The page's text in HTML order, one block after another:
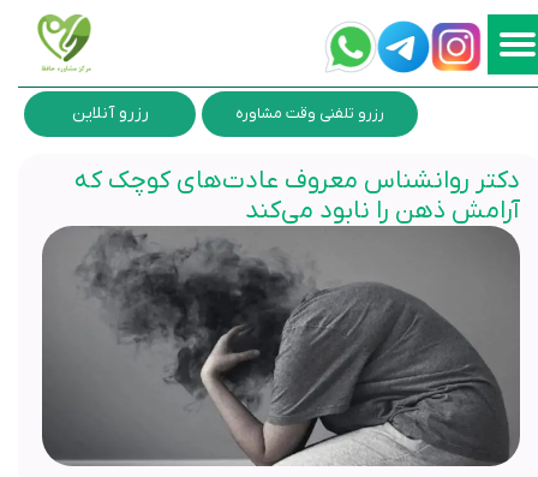
دکتر روانشناس معروف عادت‌های کوچک که
آرامش ذهن را نابود می‌کند
رزرو تلفنی وقت مشاوره رزرو آنلاین